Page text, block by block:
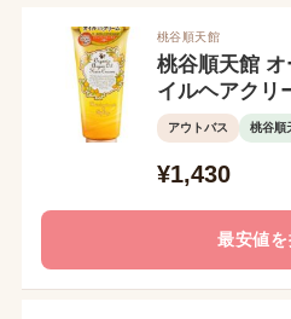
桃谷順天館
桃谷順天館
イルヘアクリ
アウトバス 桃谷順
¥1,430
最安値を